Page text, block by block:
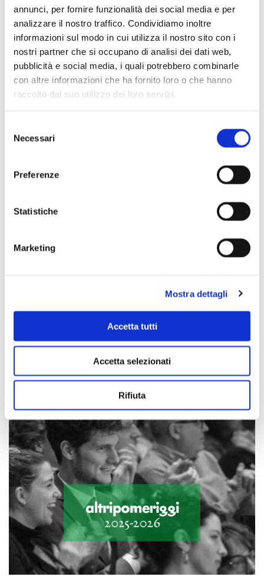
annunci, per fornire funzionalità dei social media e per
analizzare il nostro traffico. Condividiamo inoltre
informazioni sul modo in cui utilizza il nostro sito con i
nostri partner che si occupano di analisi dei dati web,
pubblicità e social media, i quali potrebbero combinarle
con altre informazioni che ha fornito loro o che hanno
raccolto dal suo utilizzo dei loro servizi.
delNecessari
Preferenze
Statistiche
Marketing
Mostra dettagli
Accetta tutti
Accetta selezionati
Rifiuta
Scopri di più
Scopri di più